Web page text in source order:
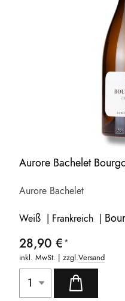
Aurore Bachelet
Aurore Bachelet
Weiß | Frankreich |
28,90 €
inkl. MwSt. | zzgl.Versand